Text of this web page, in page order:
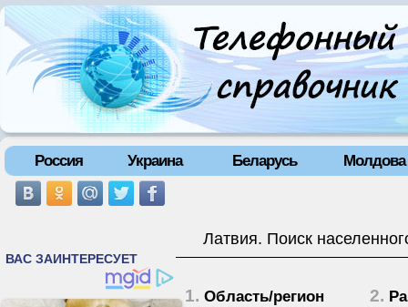
Россия Украина Беларусь Молдова
Латвия. Поиск
1. Область/регион 2.